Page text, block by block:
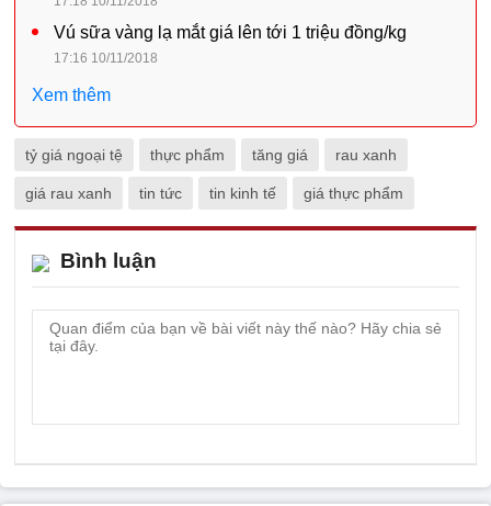
Vú sữa vàng lạ mắt giá lên tới 1 triệu đồng/kg
17:16 10/11/2018
Xem thêm
tỷ giá ngoại tệ thực phẩm tăng giá rau xanh
giá rau xanh tin tức tin kinh tế giá thực phẩm
Bình luận